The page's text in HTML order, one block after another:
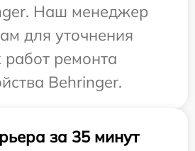
Наш менеджер
для уточнения
ремонта
Behringer.
за 35 минут